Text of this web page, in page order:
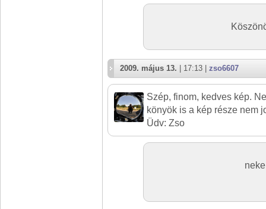
2009. május 13. | 17:13 | zso6607
Szép, finom, kedves kép.
könyök is a kép része nem
Üdv: Zso